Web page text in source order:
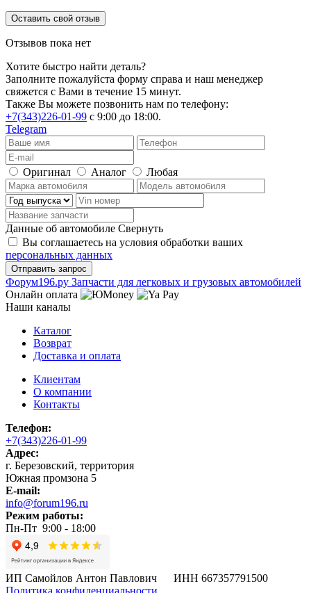
Оставить свой отзыв
Отзывов пока нет
Хотите быстро найти деталь?
Заполните пожалуйста форму справа и наш менеджер
свяжется с Вами в течение 15 минут.
Также Вы можете позвонить нам по телефону:
+7(343)226-01-99 с 9:00 до 18:00.
Telegram
Оригинал Аналог Любая
Данные об автомобиле Свернуть
Вы соглашаетесь на условия обработки ваших
персональных данных
Фoрум196.ру Запчасти для легковых и грузовых автомобилей
Онлайн оплата
Наши каналы
Каталог
Возврат
Доставка и оплата
Клиентам
О компании
Контакты
Телефон:
+7(343)226-01-99
Адрес:
г. Березовский, территория
Южная промзона 5
E-mail:
info@forum196.ru
Режим работы:
Пн-Пт 9:00 - 18:00
ИП Самойлов Антон Павлович ИНН 667357791500
Политика конфиденциальности